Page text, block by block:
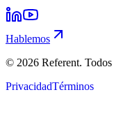
Hablemos
© 2026 Referent. Todos
PrivacidadTérminos